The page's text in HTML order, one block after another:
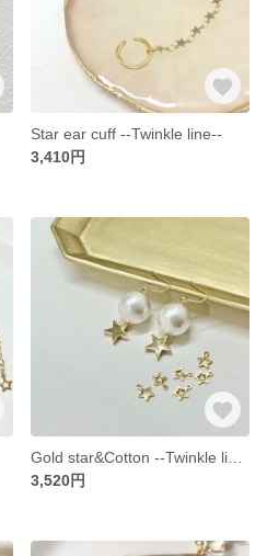
Star ear cuff --Twinkle line--
3,410円
3,520円